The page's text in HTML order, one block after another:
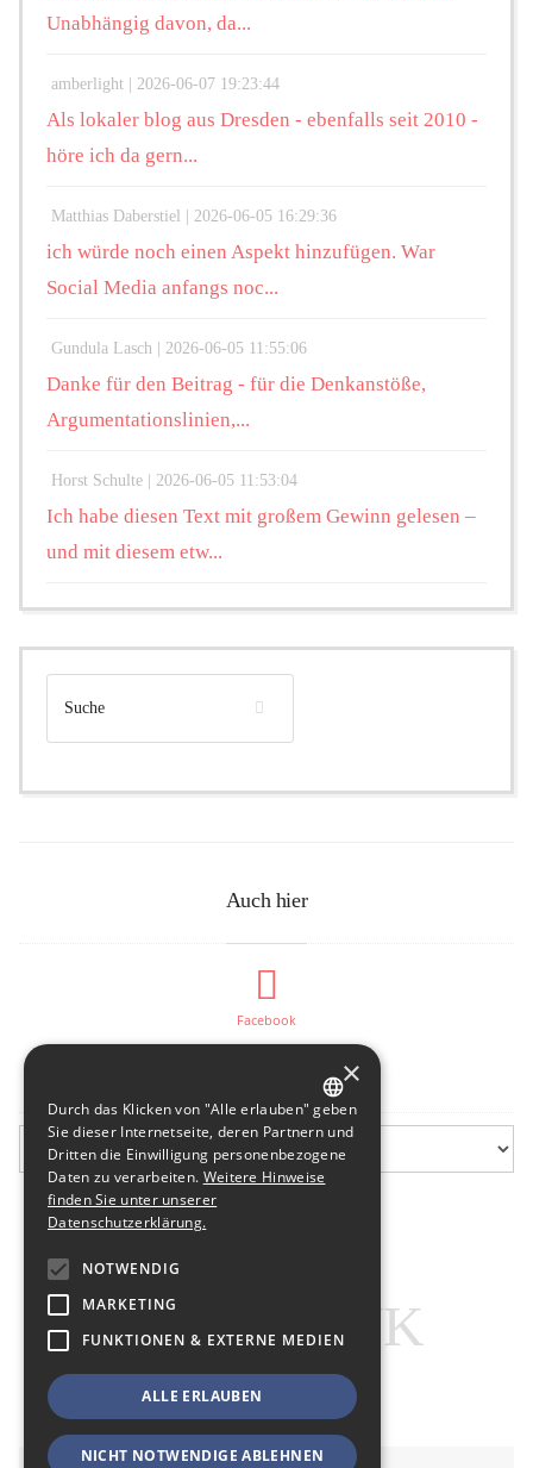
Unabhängig davon, da...
amberlight | 2026-06-07 19:23:44
Als lokaler blog aus Dresden - ebenfalls seit 2010 -
höre ich da gern...
Matthias Daberstiel | 2026-06-05 16:29:36
ich würde noch einen Aspekt hinzufügen. War
Social Media anfangs noc...
Gundula Lasch | 2026-06-05 11:55:06
Danke für den Beitrag - für die Denkanstöße,
Argumentationslinien,...
Horst Schulte | 2026-06-05 11:53:04
Ich habe diesen Text mit großem Gewinn gelesen –
und mit diesem etw...
Auch hier
Facebook
GERMAN
ENGLISH
×
Durch das Klicken von "Alle erlauben" geben
Sie dieser Internetseite, deren Partnern und
Dritten die Einwilligung personenbezogene
Daten zu verarbeiten. Weitere Hinweise
finden Sie unter unserer
Datenschutzerklärung.
NOTWENDIG
MARKETING
FUNKTIONEN & EXTERNE MEDIEN
ALLE ERLAUBEN
NICHT NOTWENDIGE ABLEHNEN